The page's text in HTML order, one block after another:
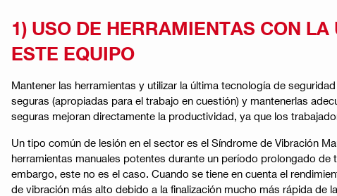
1) USO DE HERRAMIENTAS CON
ESTE EQUIPO
Mantener las herramientas y utilizar la última tecnología de
seguras (apropiadas para el trabajo en cuestión) y mantenerlas
seguras mejoran directamente la productividad, ya que los
Un tipo común de lesión en el sector es el Síndrome de Vibración
herramientas manuales potentes durante un período prolongado
embargo, este no es el caso. Cuando se tiene en cuenta el
de vibración más alto debido a la finalización mucho más rápida de